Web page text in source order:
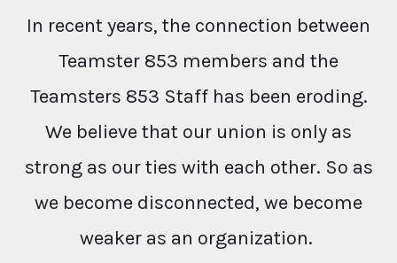
In recent years, the connection between
Teamster 853 members and the
Teamsters 853 Staff has been eroding.
We believe that our union is only as
strong as our ties with each other. So as
we become disconnected, we become
weaker as an organization.